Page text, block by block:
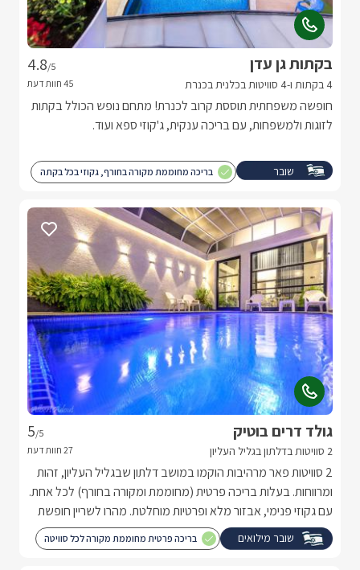
בקתות גן עדן
4 בקתות ו-4 סוויטות בכלנית בכנרת
4.8/5
חופשה משפחתית תוססת קרוב לכנרת! מתחם נופש הכולל בקתות
לזוגות ולמשפחות, עם בריכה ענקית, ג'קוזי ספא ועוד.
שובר
בריכה מחוממת מקורה בחורף, גקוזי בכל בקתה
גולד דרים בוטיק
2 סוויטות בדלתון בגליל העליון
5/5
2 סוויטות פאר מרהיבות הוקמו במושב דלתון שבגליל העליון, זהות
ומרווחות. בעלות בריכה פרטית (מחוממת ומקורה בחורף) לכל אחת.
עם גקוזי פנימי, אבזור מלא ופרטיות מוחלטת. מהרו לשריין חופשת
חלומות. שובר מילואים בריכה פרטית מחוממת מקורה לכל סוויטה